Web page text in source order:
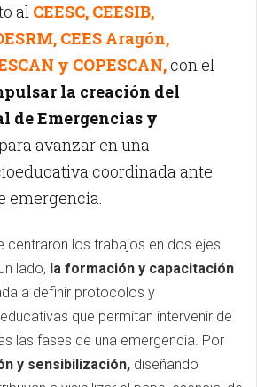
al CEESC, CEESIB,
CEES Aragón,
y COPESCAN, con el
la creación del
de Emergencias y
avanzar en una
coordinada ante
emergencia.
centraron los trabajos en dos ejes
lado, la formación y capacitación
a definir protocolos y
que permitan intervenir de
las fases de una emergencia. Por
y sensibilización, diseñando